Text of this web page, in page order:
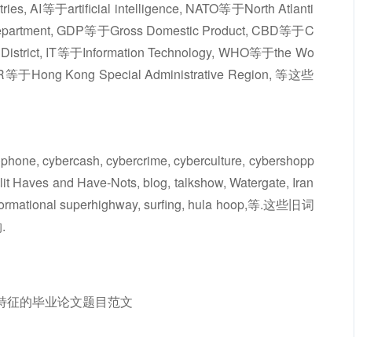
AI等于artificial intelligence, NATO等于North Atlanti
GDP等于Gross Domestic Product, CBD等于C
IT等于Information Technology, WHO等于the Wo
于Hong Kong Special Administrative Region, 等这些
cybercash, cybercrime, cyberculture, cybershopp
Haves and Have-Nots, blog, talkshow, Watergate, Iran
superhighway, surfing, hula hoop,等.这些旧词